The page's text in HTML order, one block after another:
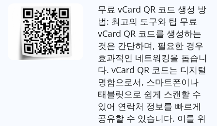
무료 vCard QR 코드 생성 방
법: 최고의 도구와 팁 무료
vCard QR 코드를 생성하는
것은 간단하며, 필요한 경우
효과적인 네트워킹을 돕습니
다. vCard QR 코드는 디지털
명함으로서, 스마트폰이나
태블릿으로 쉽게 스캔할 수
있어 연락처 정보를 빠르게
공유할 수 있습니다. 이를 위